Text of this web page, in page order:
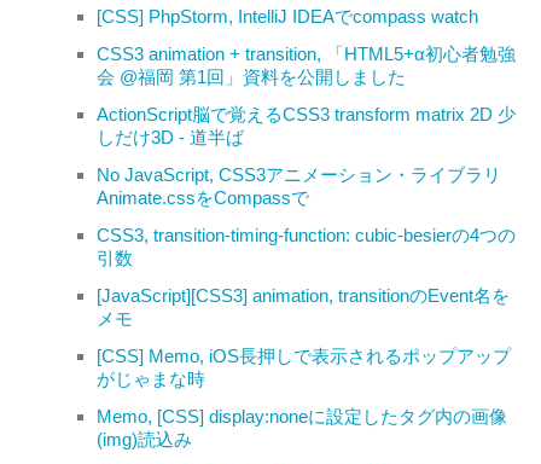
[CSS] PhpStorm, IntelliJ IDEAでcompass watch
CSS3 animation + transition, 「HTML5+α初心者勉強
会 @福岡 第1回」資料を公開しました
ActionScript脳で覚えるCSS3 transform matrix 2D 少
しだけ3D - 道半ば
No JavaScript, CSS3アニメーション・ライブラリ
Animate.cssをCompassで
CSS3, transition-timing-function: cubic-besierの4つの
引数
[JavaScript][CSS3] animation, transitionのEvent名を
メモ
[CSS] Memo, iOS長押しで表示されるポップアップ
がじゃまな時
Memo, [CSS] display:noneに設定したタグ内の画像
(img)読込み